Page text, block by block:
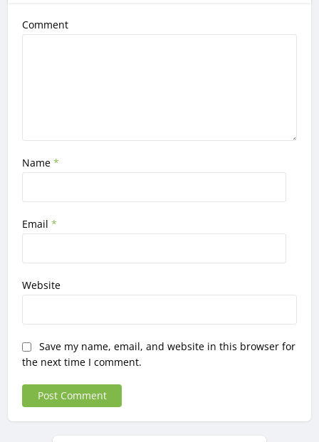
Comment
Name*
Email*
Website
Save my name, email, and website in this browser for
the next time I comment.